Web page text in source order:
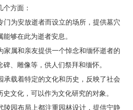
方面：
为安放逝者而设立的场所，提供墓穴
够在此为逝者安息。
属和亲友提供一个悼念和缅怀逝者的
、雕像等，供人们祭拜和缅怀。
载着特定的文化和历史，反映了社会
文化，可以作为文化研究的对象。
园布局上都注重园林设计，提供宁静